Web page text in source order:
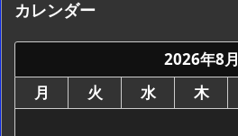
カレンダー
2026年8月
月
火 水 木